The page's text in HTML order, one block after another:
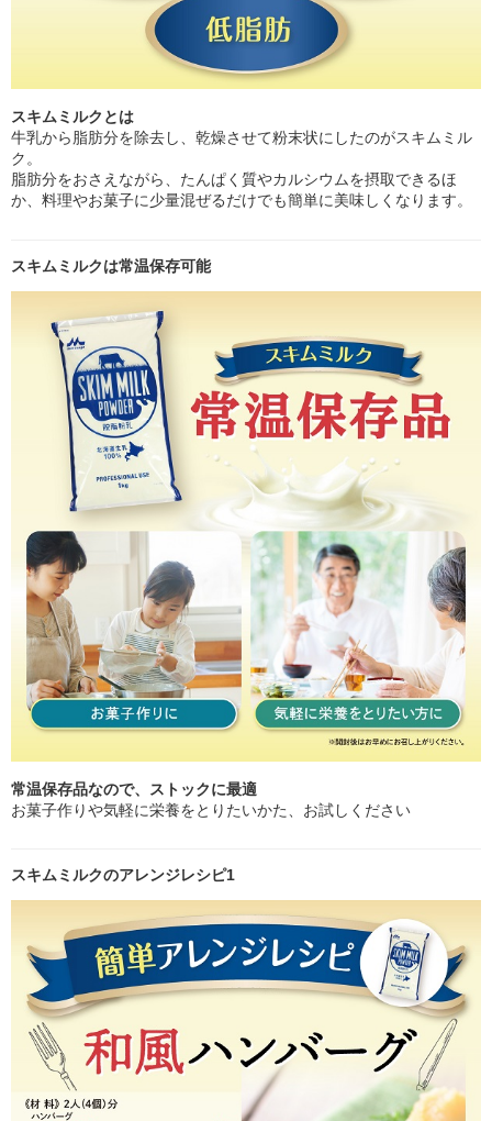
スキムミルクとは
牛乳から脂肪分を除去し、乾燥させて粉末状にしたのがスキムミル
ク。
脂肪分をおさえながら、たんぱく質やカルシウムを摂取できるほ
か、料理やお菓子に少量混ぜるだけでも簡単に美味しくなります。
スキムミルクは常温保存可能
常温保存品なので、ストックに最適
お菓子作りや気軽に栄養をとりたいかた、お試しください
スキムミルクのアレンジレシピ1